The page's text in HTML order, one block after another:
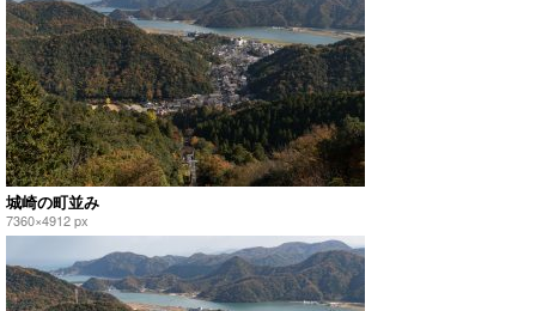
城崎の町並み
7360×4912 px